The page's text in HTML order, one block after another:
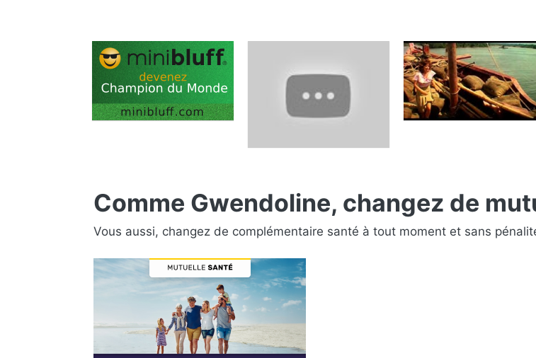
Comme Gwendoline, changez de
Vous aussi, changez de complémentaire santé à tout moment et sans